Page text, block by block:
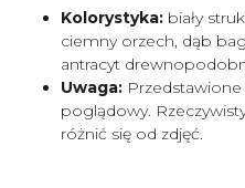
Kolorystyka: biały
ciemny orzech, dąb
antracyt
Uwaga:
poglądowy.
różnić się od zdjęć.